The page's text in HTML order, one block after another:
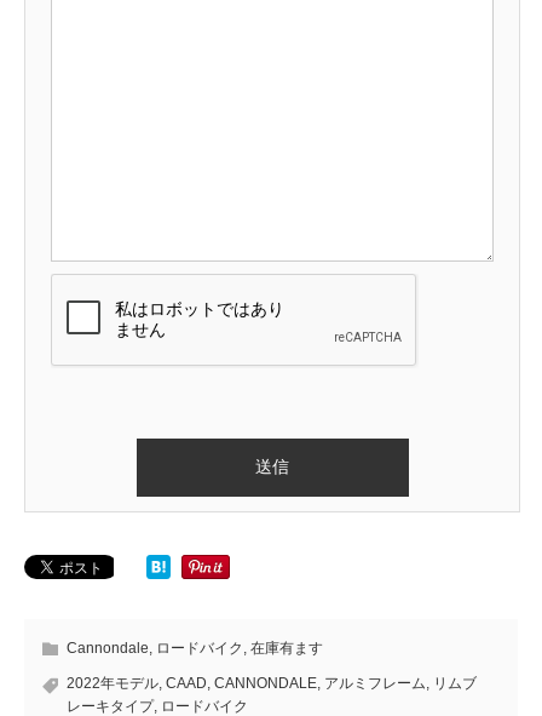
Cannondale, ロードバイク , 在庫有ます
2022年モデル, CAAD, CANNONDALE, アルミフレーム, リムブ
レーキタイプ, ロードバイク